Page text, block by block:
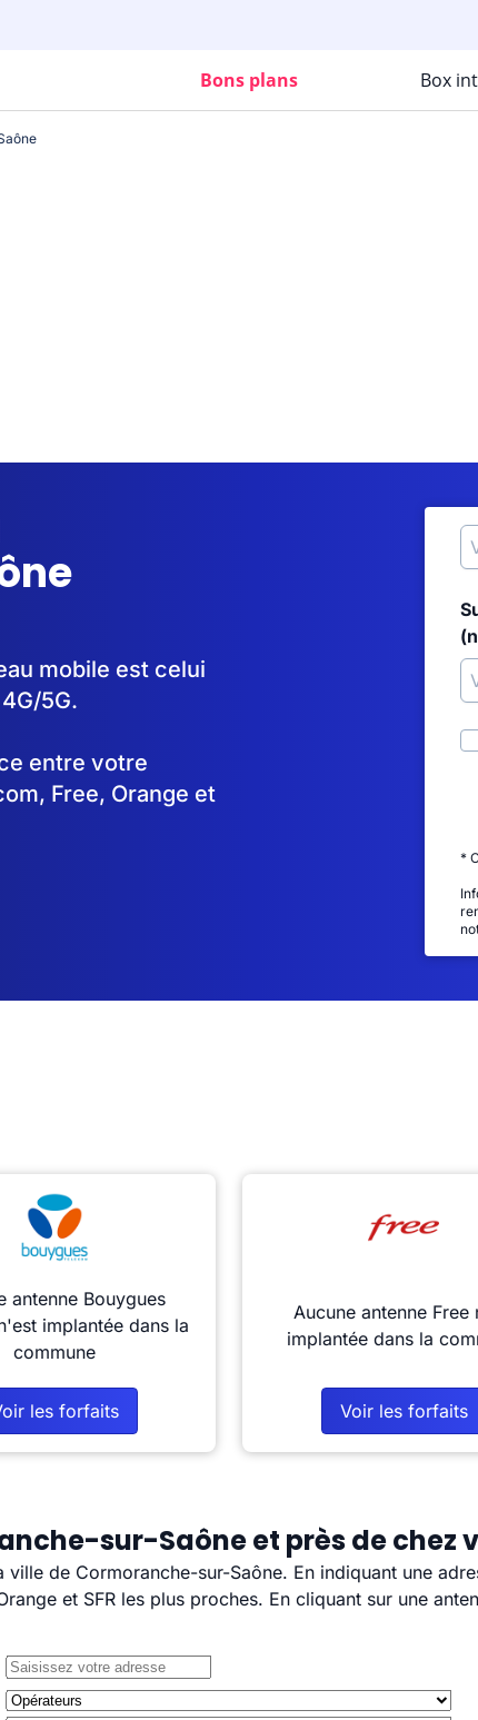
Bons plans Box
mobile est celui
5G.
entre votre
Free, Orange et
*
antenne Bouygues
implantée dans la
commune
les forfaits
Aucune antenne Free
implantée dans la
Voir les forfaits
sur-Saône et près de chez
de Cormoranche-sur-Saône. En indiquant une
et SFR les plus proches. En cliquant sur une